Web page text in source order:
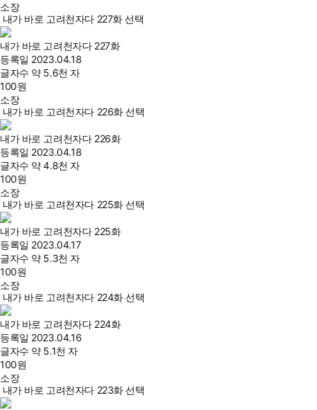
소장
내가 바로 고려천자다 227화 선택
내가 바로 고려천자다 227화
등록일 2023.04.18
글자수 약 5.6천 자
100원
소장
내가 바로 고려천자다 226화 선택
내가 바로 고려천자다 226화
등록일 2023.04.18
글자수 약 4.8천 자
100원
소장
내가 바로 고려천자다 225화 선택
내가 바로 고려천자다 225화
등록일 2023.04.17
글자수 약 5.3천 자
100원
소장
내가 바로 고려천자다 224화 선택
내가 바로 고려천자다 224화
등록일 2023.04.16
글자수 약 5.1천 자
100원
소장
내가 바로 고려천자다 223화 선택